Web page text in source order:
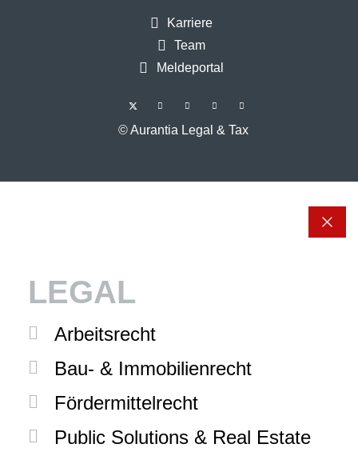
Karriere
Team
Meldeportal
© Aurantia Legal & Tax
LEGAL
Arbeitsrecht
Bau- & Immobilienrecht
Fördermittelrecht
Public Solutions & Real Estate